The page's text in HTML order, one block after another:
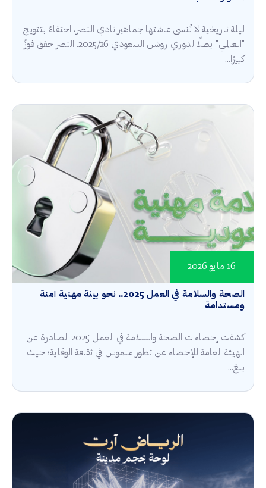
ليلة تاريخية لا تُنسى عاشتها جماهير نادي النصر، احتفاءً بتتويج
"العالمي" بطلًا لدوري روشن السعودي 2025/26. النصر حقق فوزًا
كبيرًا...
الصحة والسلامة في العمل 2025.. نحو بيئة مهنية آمنة
ومستدامة
16 مايو 2026
كشفت إحصاءات الصحة والسلامة في العمل 2025 الصادرة عن
الهيئة العامة للإحصاء عن تطور ملموس في ثقافة الوقاية؛ حيث
بلغ...